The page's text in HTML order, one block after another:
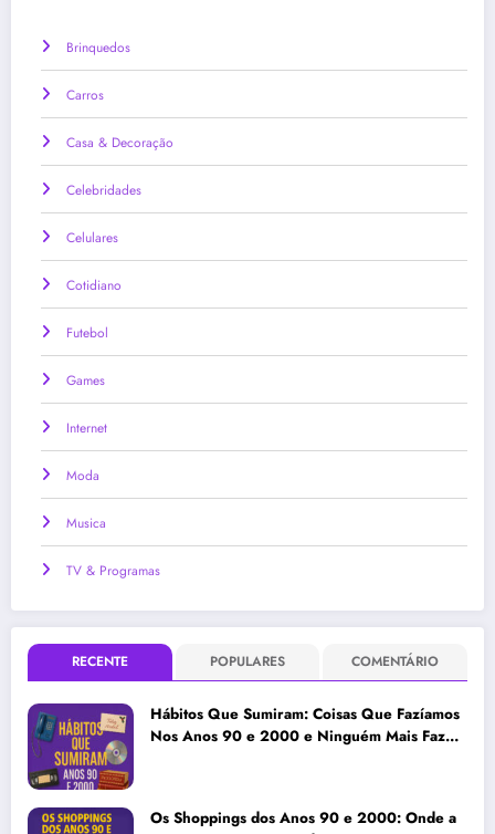
Brinquedos
Carros
Casa & Decoração
Celebridades
Celulares
Cotidiano
Futebol
Games
Internet
Moda
Musica
TV & Programas
RECENTE POPULARES COMENTÁRIO
Hábitos Que Sumiram: Coisas Que Fazíamos
Nos Anos 90 e 2000 e Ninguém Mais Faz
Os Shoppings dos Anos 90 e 2000: Onde a